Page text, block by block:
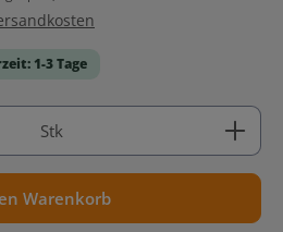
1-3 Tage
gewünschten Wert ein
Stk
Warenkorb